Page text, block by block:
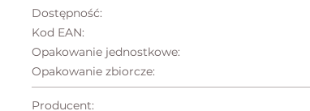
Dostępność:
Kod EAN:
Opakowanie jednostkowe:
Opakowanie zbiorcze:
Producent: